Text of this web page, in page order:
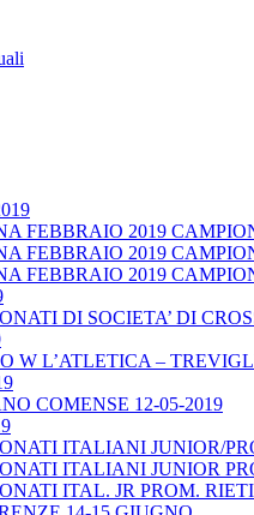
FEBBRAIO 2019
FEBBRAIO 2019
FEBBRAIO 2019
DI SOCIETA’ DI
W L’ATLETICA –
COMENSE 12-05-2019
ITALIANI JUNIOR/
ITALIANI JUNIOR
ITAL. JR PROM.